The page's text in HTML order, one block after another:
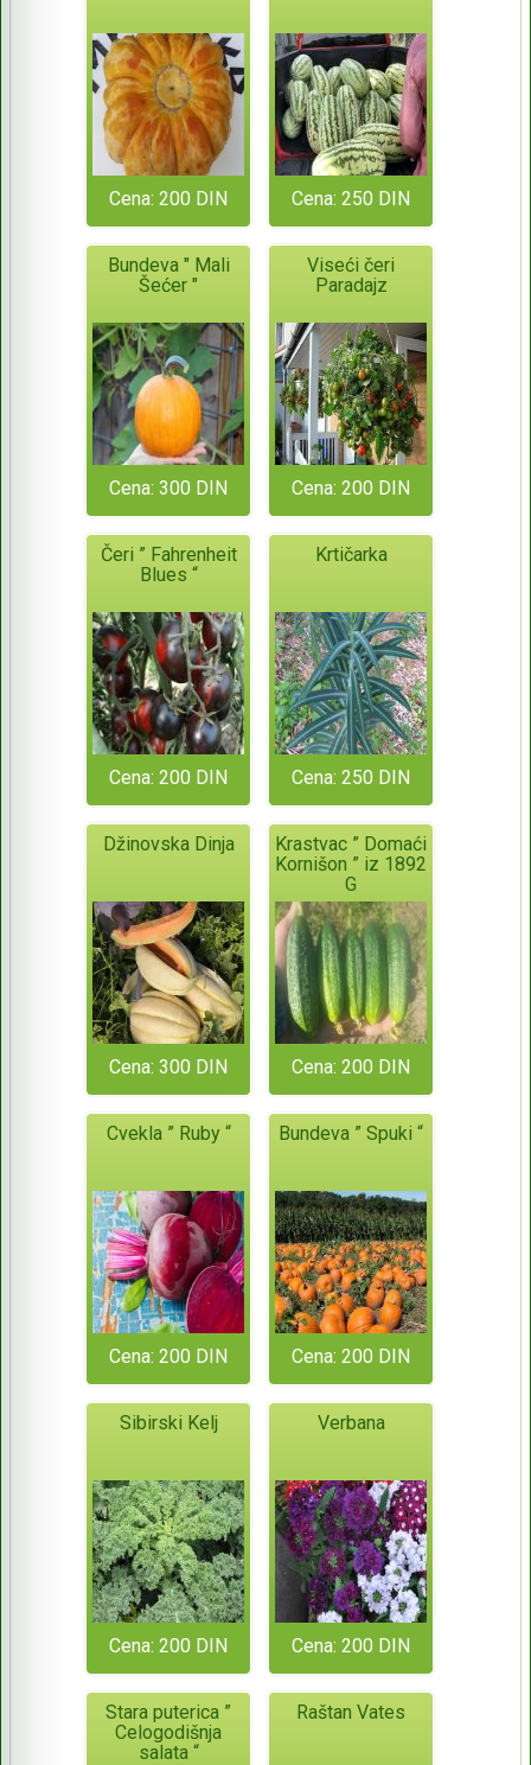
Cena: 200 DIN Cena: 250 DIN
Bundeva " Mali
Šećer "
Cena: 300 DIN
Viseći čeri
Paradajz
Cena: 200 DIN
Čeri ” Fahrenheit
Blues “
Cena: 200 DIN
Krtičarka
Cena: 250 DIN
Džinovska Dinja
Cena: 300 DIN
Krastvac ” Domaći
Kornišon ” iz 1892
G
Cena: 200 DIN
Cvekla ” Ruby “
Cena: 200 DIN
Bundeva ” Spuki “
Cena: 200 DIN
Sibirski Kelj
Cena: 200 DIN
Verbana
Cena: 200 DIN
Stara puterica ”
Celogodišnja
salata “
Raštan Vates